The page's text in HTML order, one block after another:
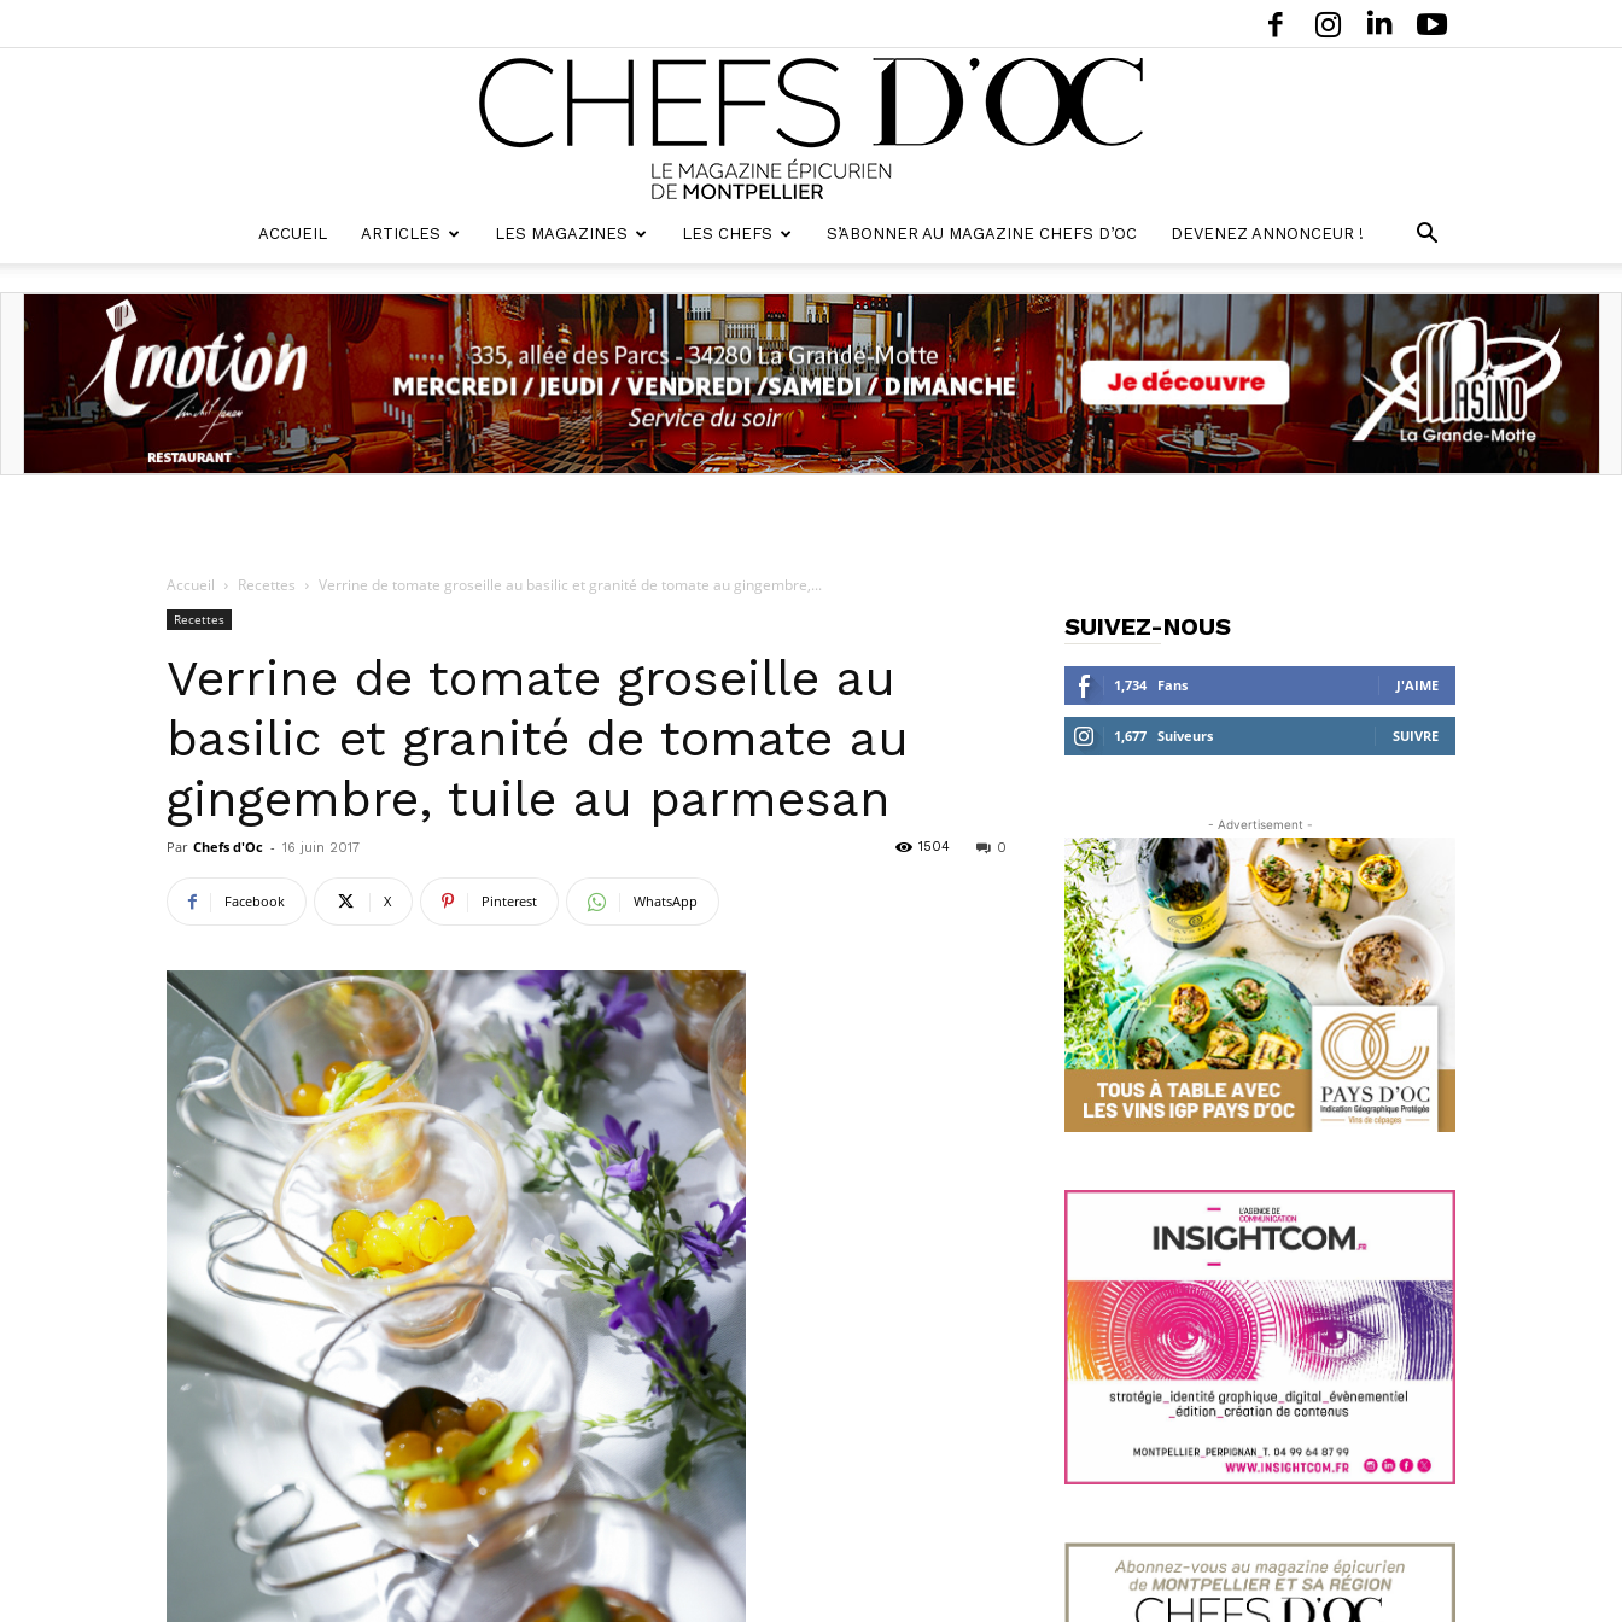
d'oc
ACCUEIL ARTICLES LES MAGAZINES LES CHEFS S’ABONNER AU MAGAZINE CHEFS D’OC DEVENEZ ANNONCEUR !
Accueil Recettes Verrine de tomate groseille au basilic et granité de tomate au gingembre,...
Recettes
Verrine de tomate groseille au
basilic et granité de tomate au
gingembre, tuile au parmesan
Par Chefs d'Oc - 16 juin 2017 0
1504
Facebook X Pinterest WhatsApp
SUIVEZ-NOUS
1,734 Fans J'AIME
1,677 Suiveurs SUIVRE
- Advertisement -